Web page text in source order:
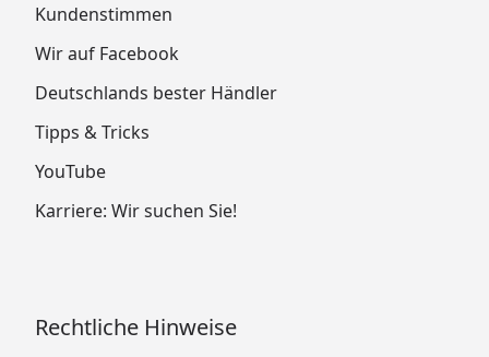
Kundenstimmen
Wir auf Facebook
Deutschlands bester Händler
Tipps & Tricks
YouTube
Karriere: Wir suchen Sie!
Rechtliche Hinweise